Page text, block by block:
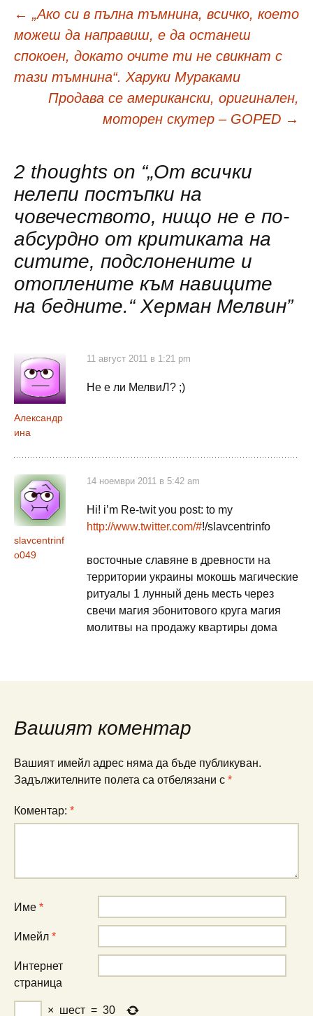
Навигация
публикациите
← „Ако си в пълна тъмнина, всичко, което
можеш да направиш, е да останеш
спокоен, докато очите ти не свикнат с
тази тъмнина“. Харуки Мураками
Продава се американски, оригинален,
моторен скутер – GOPED →
2 thoughts on “„От всички
нелепи постъпки на
човечеството, нищо не е по-
абсурдно от критиката на
ситите, подслонените и
отоплените към навиците
на бедните.“ Херман Мелвин”
Александр
ина
11 август 2011 в 1:21 pm
Не е ли МелвиЛ? ;)
slavcentrinf
o049
14 ноември 2011 в 5:42 am
Hi! i’m Re-twit you post: to my
http://www.twitter.com/#!/slavcentrinfo
восточные славяне в древности на
территории украины мокошь магические
ритуалы 1 лунный день месть через
свечи магия эбонитового круга магия
молитвы на продажу квартиры дома
Вашият коментар
Вашият имейл адрес няма да бъде публикуван.
Задължителните полета са отбелязани с *
Коментар: *
Име *
Имейл *
Интернет
страница
× шест = 30